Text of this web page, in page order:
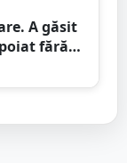
A găsit
fără